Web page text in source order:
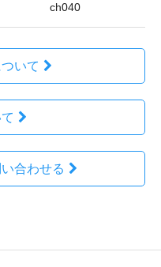
ch040
いて
合わせる